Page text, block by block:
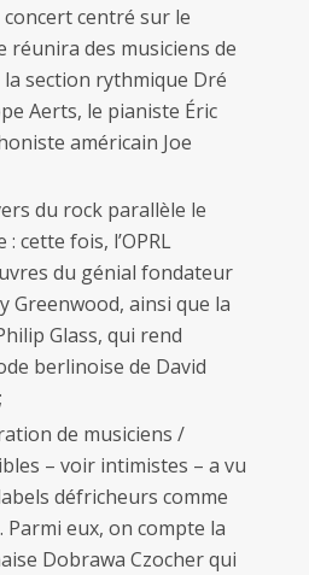
centré sur le
des musiciens de
la section rythmique Dré
Aerts, le pianiste Éric
américain Joe
du rock parallèle le
cette fois, l’OPRL
du génial fondateur
Greenwood, ainsi que la
Glass, qui rend
berlinoise de David
de musiciens /
– voir intimistes – a vu
défricheurs comme
Parmi eux, on compte la
Dobrawa Czocher qui